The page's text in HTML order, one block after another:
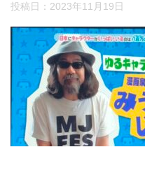
投稿日： 2023年11月19日